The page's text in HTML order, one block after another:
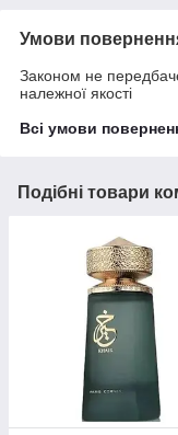
Умови
Законом не
належної якості
Всі умови
Подібні товари